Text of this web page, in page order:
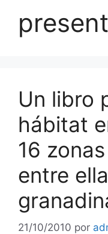
Un libro
hábitat
16
entre
21/10/2010 por